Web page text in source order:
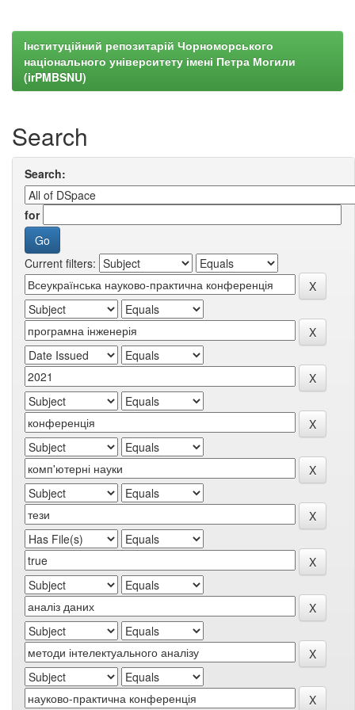
Інституційний репозитарій Чорноморського
національного університету імені Петра Могили
(irPMBSNU)
Search
Search:
for
Current filters: